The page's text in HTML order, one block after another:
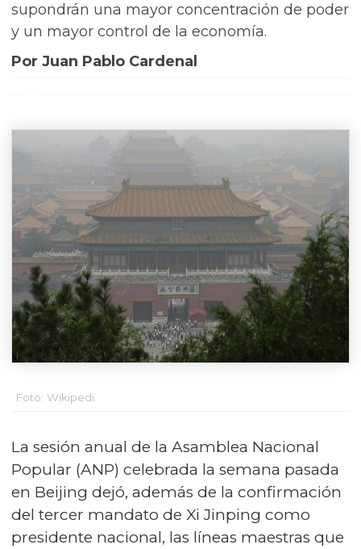
supondrán una mayor concentración de poder
y un mayor control de la economía.
Por Juan Pablo Cardenal
Foto: Wikipedi
La sesión anual de la Asamblea Nacional
Popular (ANP) celebrada la semana pasada
en Beijing dejó, además de la confirmación
del tercer mandato de Xi Jinping como
presidente nacional, las líneas maestras que